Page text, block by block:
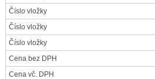
Číslo vložky
Číslo vložky
Číslo vložky
Cena bez DPH
Cena vč. DPH